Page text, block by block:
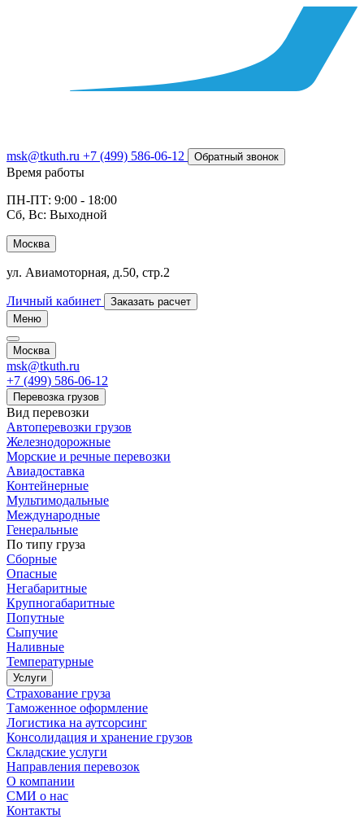
msk@tkuth.ru +7 (499) 586-06-12 Обратный звонок
Время работы
ПН-ПТ: 9:00 - 18:00
Сб, Вс: Выходной
Москва
ул. Авиамоторная, д.50, стр.2
Личный кабинет
Заказать расчет
Меню
Москва
msk@tkuth.ru
+7 (499) 586-06-12
Перевозка грузов
Вид перевозки
Автоперевозки грузов
Железнодорожные
Морские и речные перевозки
Авиадоставка
Контейнерные
Мультимодальные
Международные
Генеральные
По типу груза
Сборные
Опасные
Негабаритные
Крупногабаритные
Попутные
Сыпучие
Наливные
Температурные
Услуги
Страхование груза
Таможенное оформление
Логистика на аутсорсинг
Консолидация и хранение грузов
Складские услуги
Направления перевозок
О компании
СМИ о нас
Контакты